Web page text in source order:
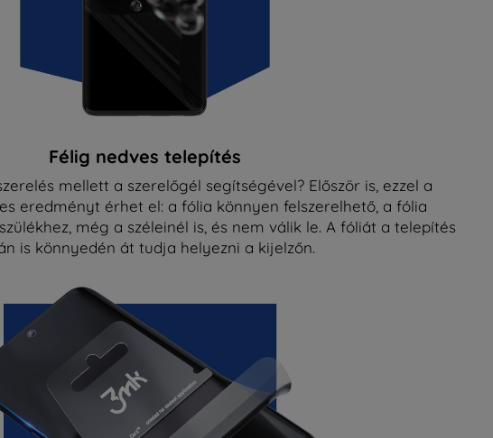
Félig nedves telepítés
mellett a szerelőgél segítségével? Először is, ezzel a
eredményt érhet el: a fólia könnyen felszerelhető, a fólia
még a széleinél is, és nem válik le. A fóliát a telepítés
is könnyedén át tudja helyezni a kijelzőn.